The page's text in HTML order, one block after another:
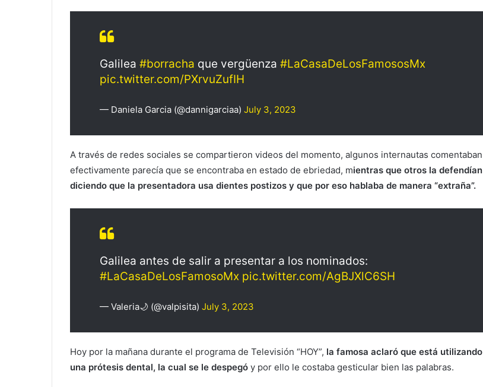
Galilea #borracha que vergüenza #LaCasaDeLosFamososMx
pic.twitter.com/PXrvuZufIH
— Daniela Garcia (@dannigarciaa) July 3, 2023
A través de redes sociales se compartieron videos del momento, algunos internautas comentaban
efectivamente parecía que se encontraba en estado de ebriedad, mientras que otros la defendían
diciendo que la presentadora usa dientes postizos y que por eso hablaba de manera “extraña”.
Galilea antes de salir a presentar a los nominados:
#LaCasaDeLosFamosoMx pic.twitter.com/AgBJXlC6SH
— Valeria🌙 (@valpisita) July 3, 2023
Hoy por la mañana durante el programa de Televisión “HOY”, la famosa aclaró que está utilizando
una prótesis dental, la cual se le despegó y por ello le costaba gesticular bien las palabras.